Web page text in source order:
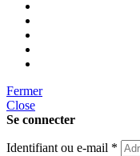
Fermer
Close
Se connecter
Identifiant ou e-mail *